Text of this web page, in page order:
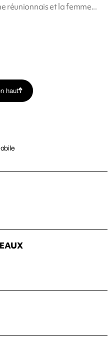
réunionnais et la femme...
haut